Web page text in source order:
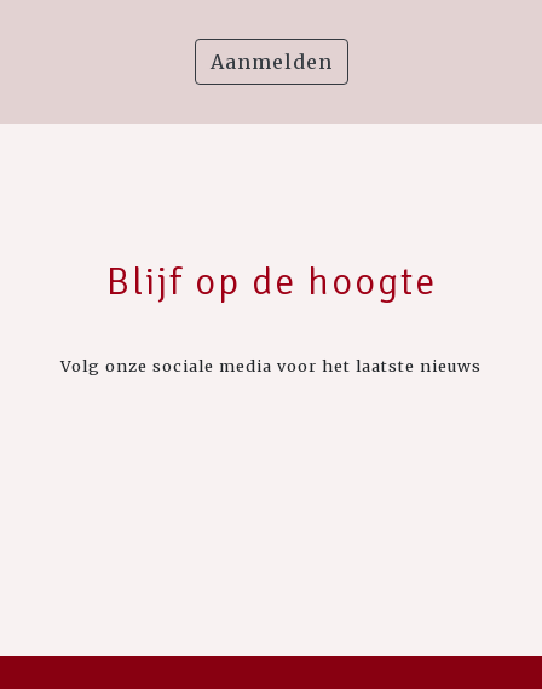
Aanmelden
Blijf op de hoogte
Volg onze sociale media voor het laatste nieuws